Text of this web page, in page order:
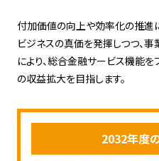
付加価値の向上や効率化の推進
ビジネスの真価を発揮しつつ、
により、総合金融サービス機能
の収益拡大を目指します。
2032年度